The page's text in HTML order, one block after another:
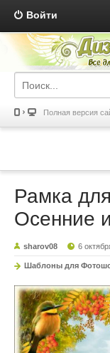
Войти
Полная версия
Рамка
Осенние
sharov08 6
Шаблоны для